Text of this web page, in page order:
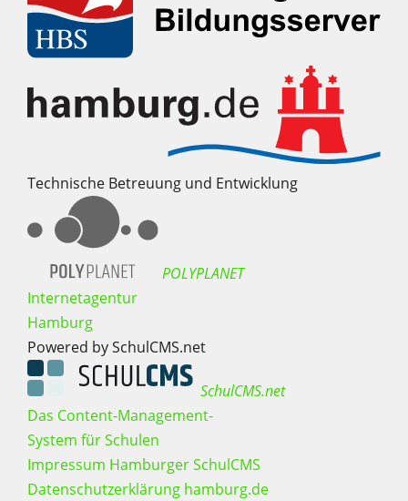
Technische Betreuung und Entwicklung
POLYPLANET
Internetagentur
Hamburg
Powered by SchulCMS.net
SchulCMS.net
Das Content-Management-
System für Schulen
Impressum Hamburger SchulCMS
Datenschutzerklärung hamburg.de